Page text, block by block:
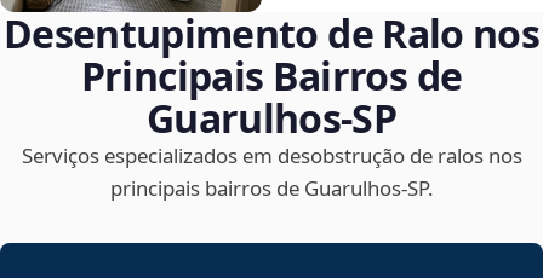
Desentupimento de Ralo nos
Principais Bairros de
Guarulhos‑SP
Serviços especializados em desobstrução de ralos nos
principais bairros de Guarulhos‑SP.